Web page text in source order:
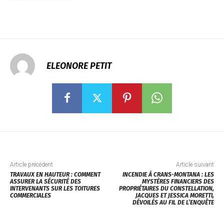
ELEONORE PETIT
Article précédent
TRAVAUX EN HAUTEUR : COMMENT
ASSURER LA SÉCURITÉ DES
INTERVENANTS SUR LES TOITURES
COMMERCIALES
Article suivant
INCENDIE À CRANS-MONTANA : LES
MYSTÈRES FINANCIERS DES
PROPRIÉTAIRES DU CONSTELLATION,
JACQUES ET JESSICA MORETTI,
DÉVOILÉS AU FIL DE L’ENQUÊTE